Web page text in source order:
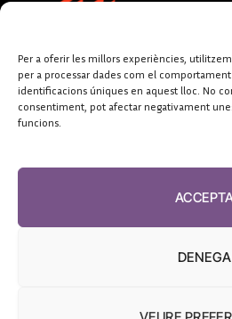
Per a oferir les millors experiències,
per a processar dades com el
identificacions úniques en aquest lloc. No
consentiment, pot afectar negativament
funcions.
FUNDACIÓ